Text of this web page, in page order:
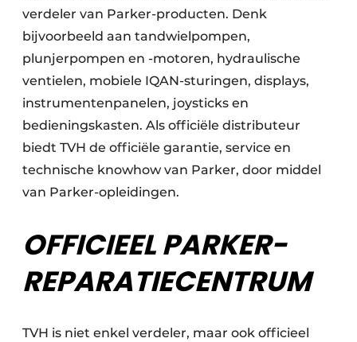
verdeler van Parker-producten. Denk
bijvoorbeeld aan tandwielpompen,
plunjerpompen en -motoren, hydraulische
ventielen, mobiele IQAN-sturingen, displays,
instrumentenpanelen, joysticks en
bedieningskasten. Als officiële distributeur
biedt TVH de officiële garantie, service en
technische knowhow van Parker, door middel
van Parker-opleidingen.
OFFICIEEL PARKER-
REPARATIECENTRUM
TVH is niet enkel verdeler, maar ook officieel